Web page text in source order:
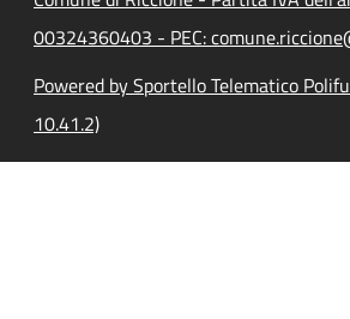
00324360403 - PEC:
Powered by Sportello Telematico
10.41.2)